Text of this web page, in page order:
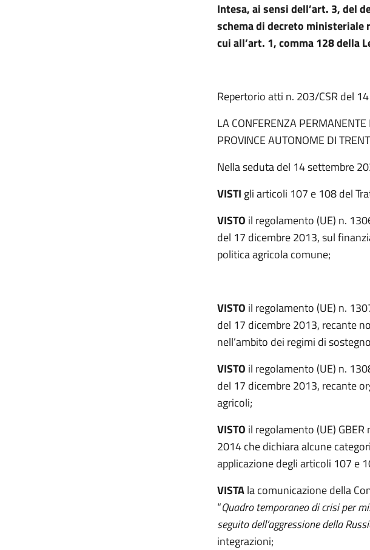
Intesa,ai sensi dell’art. 3, del
schema di decreto
cui all’art. 1, comma 128 della
Repertorio atti n. 203/CSR del
LA CONFERENZA
PROVINCE AUTONOME DI
Nella seduta del 14 settembre
VISTI gli articoli 107 e 108 del
VISTO il regolamento (UE) n.
del 17 dicembre 2013, sul
politica agricola comune;
VISTO il regolamento (UE) n.
del 17 dicembre 2013, recante
nell’ambito dei regimi di
VISTO il regolamento (UE) n.
del 17 dicembre 2013, recante
agricoli;
VISTO il regolamento (UE)
2014 che dichiara alcune
applicazione degli articoli 107 e
VISTAla comunicazione della
“Quadro temporaneo di crisi per
seguito dell’aggressione della
integrazioni;